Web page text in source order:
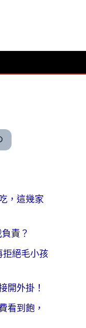
，這幾家
責？
絕毛小孩
開外掛！
看到飽，